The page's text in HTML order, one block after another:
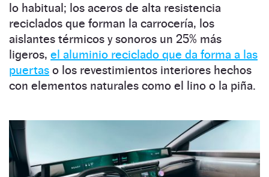
lo habitual; los aceros de alta resistencia
reciclados que forman la carrocería, los
aislantes térmicos y sonoros un 25% más
ligeros, el aluminio reciclado que da forma a las
puertas o los revestimientos interiores hechos
con elementos naturales como el lino o la piña.